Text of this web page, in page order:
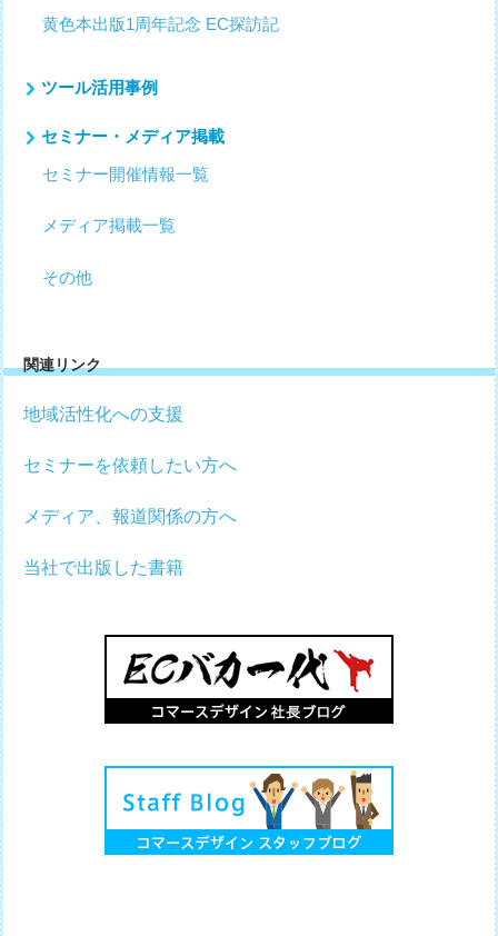
黄色本出版1周年記念 EC探訪記
ツール活用事例
セミナー・メディア掲載
セミナー開催情報一覧
メディア掲載一覧
その他
関連リンク
地域活性化への支援
セミナーを依頼したい方へ
メディア、報道関係の方へ
当社で出版した書籍